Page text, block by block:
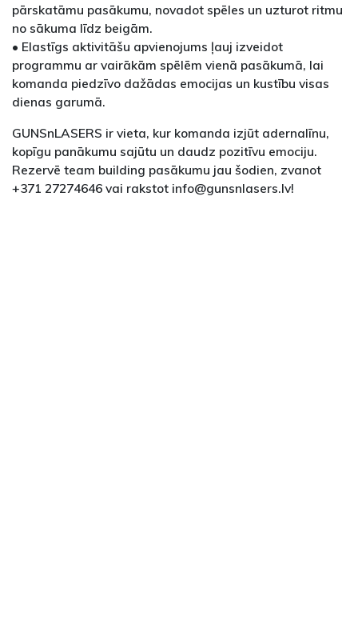
pārskatāmu pasākumu, novadot spēles un uzturot ritmu
no sākuma līdz beigām.
• Elastīgs aktivitāšu apvienojums ļauj izveidot
programmu ar vairākām spēlēm vienā pasākumā, lai
komanda piedzīvo dažādas emocijas un kustību visas
dienas garumā.
GUNSnLASERS ir vieta, kur komanda izjūt adernalīnu,
kopīgu panākumu sajūtu un daudz pozitīvu emociju.
Rezervē team building pasākumu jau šodien, zvanot
+371 27274646 vai rakstot info@gunsnlasers.lv!